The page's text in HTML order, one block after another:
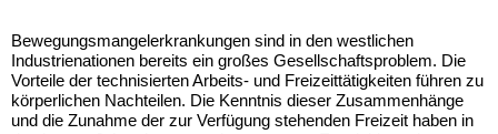
Bewegungsmangelerkrankungen sind in den westlichen
Industrienationen bereits ein großes Gesellschaftsproblem. Die
Vorteile der technisierten Arbeits- und Freizeittätigkeiten führen zu
körperlichen Nachteilen. Die Kenntnis dieser Zusammenhänge
und die Zunahme der zur Verfügung stehenden Freizeit haben in